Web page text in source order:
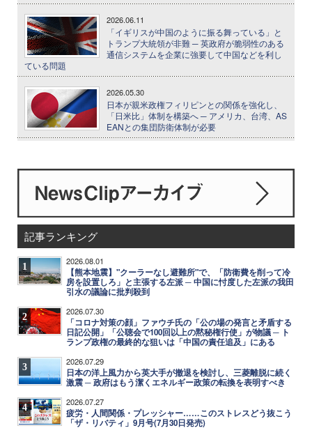
2026.06.11
「イギリスが中国のように振る舞っている」と
トランプ大統領が非難 ─ 英政府が脆弱性のある
通信システムを企業に強要して中国などを利し
ている問題
2026.05.30
日本が親米政権フィリピンとの関係を強化し、
「日米比」体制を構築へ ─ アメリカ、台湾、AS
EANとの集団防衛体制が必要
記事ランキング
1 2026.08.01
【熊本地震】"クーラーなし避難所"で、「防衛費を削って冷
房を設置しろ」と主張する左派 ─ 中国に忖度した左派の我田
引水の議論に批判殺到
2 2026.07.30
「コロナ対策の顔」ファウチ氏の「公の場の発言と矛盾する
日記公開」「公聴会で100回以上の黙秘権行使」が物議 ─ ト
ランプ政権の最終的な狙いは「中国の責任追及」にある
3 2026.07.29
日本の洋上風力から英大手が撤退を検討し、三菱離脱に続く
激震 ─ 政府はもう潔くエネルギー政策の転換を表明すべき
4 2026.07.27
疲労・人間関係・プレッシャー……このストレスどう抜こう
「ザ・リバティ」9月号(7月30日発売)